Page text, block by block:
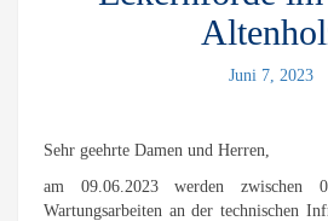
Juni 7, 2023
Sehr geehrte Damen und Herren,
am 09.06.2023 werden zwischen
Wartungsarbeiten an der technischen